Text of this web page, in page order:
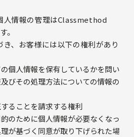
人情報の管理はClassmethod
。
、お客様には以下の権利があり
個人情報を保有しているかを問い
びその処理方法についての情報の
ることを請求する権利
のために個人情報が必要なくなっ
が基づく同意が取り下げられた場